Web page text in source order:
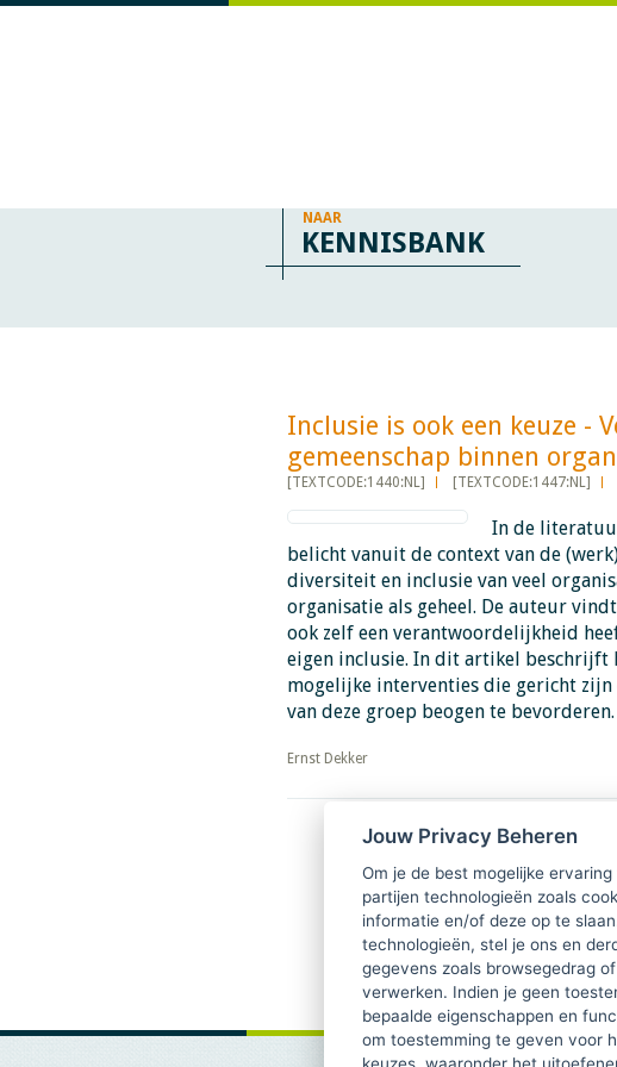
NAAR
KENNISBANK
Inclusie is ook een keuze -
gemeenschap binnen
[TEXTCODE:1440:NL] [TEXTCODE:1447:NL]
In de
belicht vanuit de context van de
diversiteit en inclusie van veel
organisatie als geheel. De auteur
ook zelf een verantwoordelijkheid
eigen inclusie. In dit artikel beschrijft
mogelijke interventies die gericht
van deze groep beogen te bevorderen.
​​​​​​​Ernst Dekker
Download PDF
keuze
Jouw Privacy Beheren
Om je de best mogelijke
partijen technologieën zoals
informatie en/of deze op te
technologieën, stel je ons en
gegevens zoals browsegedrag
verwerken. Indien je geen
bepaalde eigenschappen en
om toestemming te geven voor